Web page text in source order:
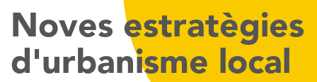
Noves estratègies
d'urbanisme local